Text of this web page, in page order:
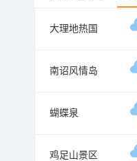
大理地热国
南诏风情岛
蝴蝶泉
鸡足山景区